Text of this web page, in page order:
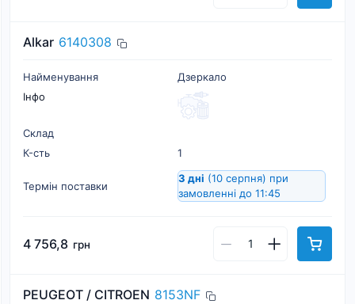
Alkar 6140308
Найменування
Дзеркало
Інфо
Склад
К-cть
1
Термін поставки
3 дні (10 серпня) при
замовленні до 11:45
4 756,8 грн
PEUGEOT / CITROEN 8153NF